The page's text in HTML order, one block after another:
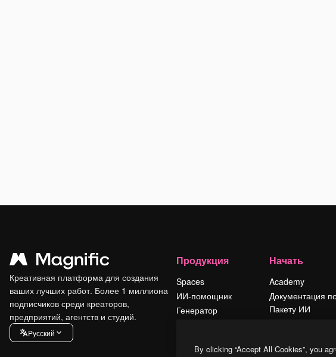
Креативная платформа для создания
ваших лучших работ. Более 1 миллиона
подписчиков среди креаторов,
предприятий, агентств и студий.
Pусский
Продукция
Spaces
ИИ-помощник
Генератор
Начать
Academy
Документация
Пакету ИИ
Условия и
By clicking “Accept All Cookies”, you